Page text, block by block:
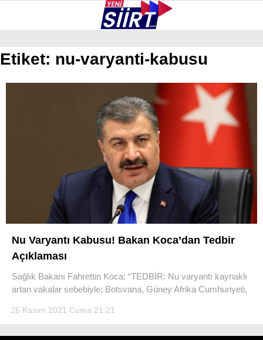
GALERİ VİDEO YAZARLAR
GÜNDEM
NÖBETÇI ECZANELER
Etiket: nu-varyanti-kabusu
Nu Varyantı Kabusu! Bakan Koca’dan Tedbir
Açıklaması
Sağlık Bakanı Fahrettin Koca: “TEDBİR: Nu varyantı kaynaklı
artan vakalar sebebiyle; Botsvana, Güney Afrika Cumhuriyeti,
26 Kasım 2021 Cuma 21:21